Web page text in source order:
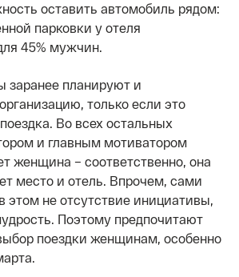
оставить автомобиль рядом:
парковки у отеля
45% мужчин.
планируют и
только если это
Во всех остальных
и главным мотиватором
женщина – соответственно, она
место и отель. Впрочем, сами
этом не отсутствие инициативы,
Поэтому предпочитают
поездки женщинам, особенно